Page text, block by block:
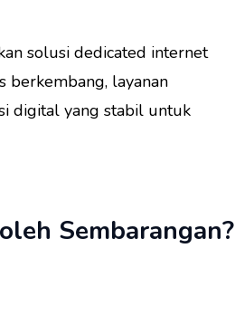
solusi dedicated internet
berkembang, layanan
digital yang stabil untuk
Sembarangan?